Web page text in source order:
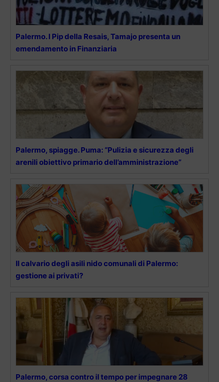
Palermo. I Pip della Resais, Tamajo presenta un
emendamento in Finanziaria
Palermo, spiagge. Puma: “Pulizia e sicurezza degli
arenili obiettivo primario dell’amministrazione”
Il calvario degli asili nido comunali di Palermo:
gestione ai privati?
Palermo, corsa contro il tempo per impegnare 28